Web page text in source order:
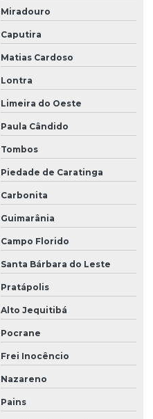
Miradouro
Caputira
Matias Cardoso
Lontra
Limeira do Oeste
Paula Cândido
Tombos
Piedade de Caratinga
Carbonita
Guimarânia
Campo Florido
Santa Bárbara do Leste
Pratápolis
Alto Jequitibá
Pocrane
Frei Inocêncio
Nazareno
Pains